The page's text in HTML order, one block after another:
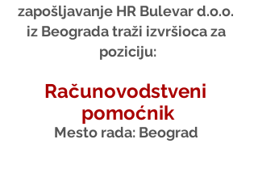
zapošljavanje HR Bulevar d.o.o.
iz Beograda traži izvršioca za
poziciju:
Računovodstveni
pomoćnik
Mesto rada: Beograd